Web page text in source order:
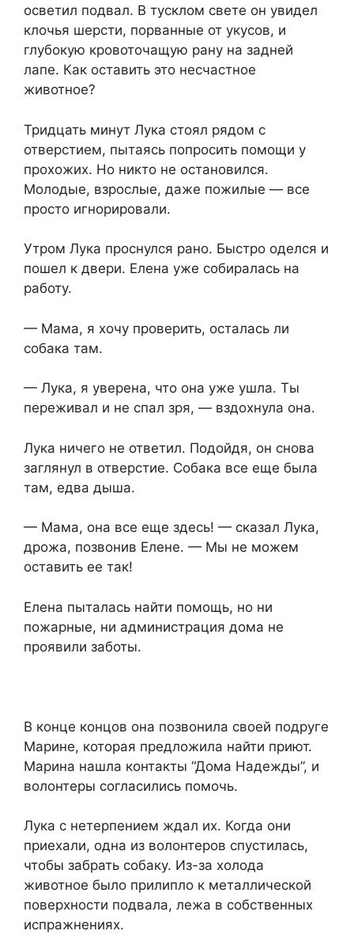
осветил подвал. В тусклом свете он увидел
клочья шерсти, порванные от укусов, и
глубокую кровоточащую рану на задней
лапе. Как оставить это несчастное
животное?
Тридцать минут Лука стоял рядом с
отверстием, пытаясь попросить помощи у
прохожих. Но никто не остановился.
Молодые, взрослые, даже пожилые — все
просто игнорировали.
Утром Лука проснулся рано. Быстро оделся и
пошел к двери. Елена уже собиралась на
работу.
— Мама, я хочу проверить, осталась ли
собака там.
— Лука, я уверена, что она уже ушла. Ты
переживал и не спал зря, — вздохнула она.
Лука ничего не ответил. Подойдя, он снова
заглянул в отверстие. Собака все еще была
там, едва дыша.
— Мама, она все еще здесь! — сказал Лука,
дрожа, позвонив Елене. — Мы не можем
оставить ее так!
Елена пыталась найти помощь, но ни
пожарные, ни администрация дома не
проявили заботы.
В конце концов она позвонила своей подруге
Марине, которая предложила найти приют.
Марина нашла контакты “Дома Надежды”, и
волонтеры согласились помочь.
Лука с нетерпением ждал их. Когда они
приехали, одна из волонтеров спустилась,
чтобы забрать собаку. Из-за холода
животное было прилипло к металлической
поверхности подвала, лежа в собственных
испражнениях.